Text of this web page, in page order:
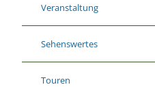
Veranstaltung
Sehenswertes
Touren